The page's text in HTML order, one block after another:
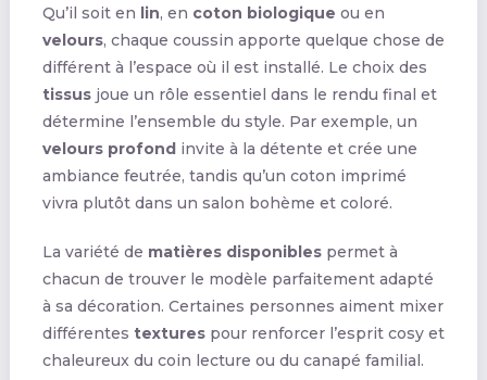
Qu’il soit en lin, en coton biologique ou en
velours, chaque coussin apporte quelque chose de
différent à l’espace où il est installé. Le choix des
tissusjoue un rôle essentiel dans le rendu final et
détermine l’ensemble du style. Par exemple, un
velours profondinvite à la détente et crée une
ambiance feutrée, tandis qu’un coton imprimé
vivra plutôt dans un salon bohème et coloré.
La variété de matières disponiblespermet à
chacun de trouver le modèle parfaitement adapté
à sa décoration. Certaines personnes aiment mixer
différentes texturespour renforcer l’esprit cosy et
chaleureux du coin lecture ou du canapé familial.